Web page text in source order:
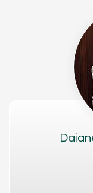
Características do
Quadra Esportiva
Brinquedoteca